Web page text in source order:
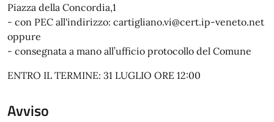
Piazza della Concordia,1
- con PEC all'indirizzo: cartigliano.vi@cert.ip-veneto.net
oppure
- consegnata a mano all’ufficio protocollo del Comune
ENTRO IL TERMINE: 31 LUGLIO ORE 12:00
Avviso